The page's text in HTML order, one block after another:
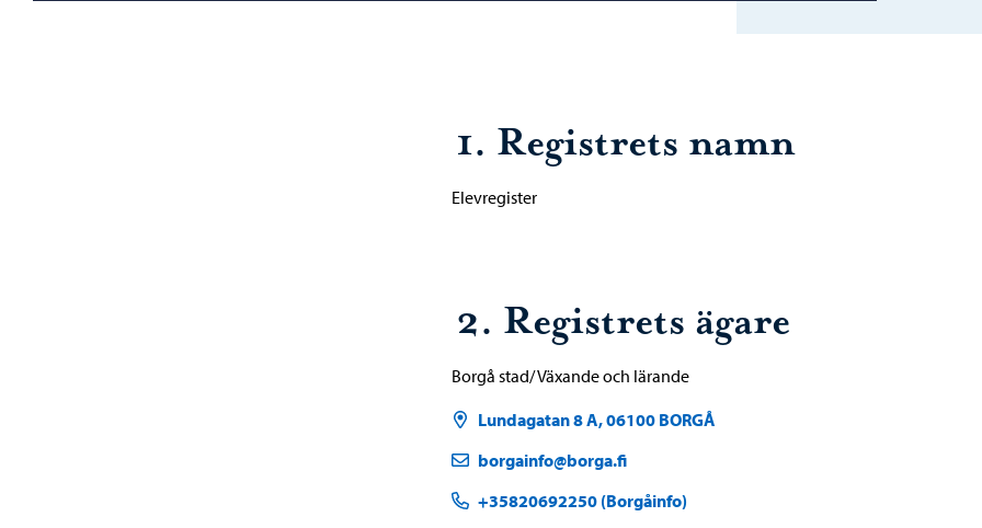
1. Registrets namn
Elevregister
2. Registrets ägare
Borgå stad/ Växande och lärande
Lundagatan 8 A, 06100 BORGÅ
borgainfo@borga.fi
+35820692250 (Borgåinfo)